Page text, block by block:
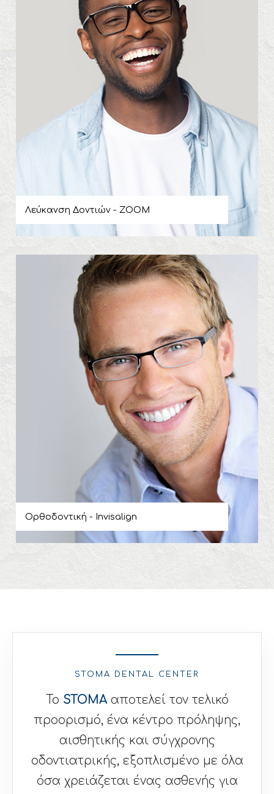
Λεύκανση Δοντιών - ΖΟΟΜ
Ορθοδοντική - Invisalign
STOMA DENTAL CENTER
Το STOMAαποτελεί τον τελικό
προορισμό, ένα κέντρο πρόληψης,
αισθητικής και σύγχρονης
οδοντιατρικής, εξοπλισμένο με όλα
όσα χρειάζεται ένας ασθενής για